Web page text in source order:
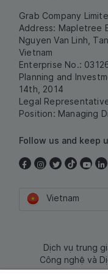
Grab Company
Address: Mapletree
Nguyen Van Linh,
Vietnam
Enterprise No.:
Planning and
14th, 2014
Legal
Position: Managing
Follow us and keep
Vietnam
Dịch vụ trung
Công nghệ và